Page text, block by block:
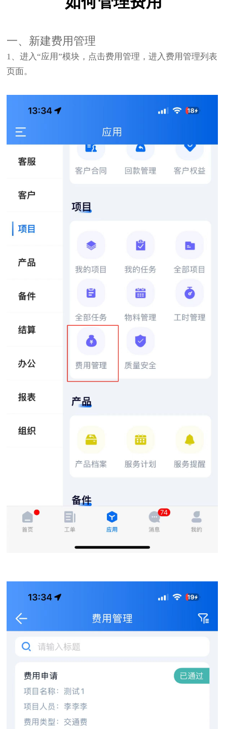
一、新建费用管理
1、进入“应用”模块，点击费用管理，进入费用管理列表
页面。